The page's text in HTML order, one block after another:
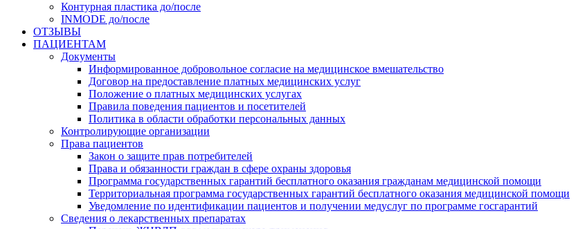
Контурная пластика до/после
INMODE до/после
ОТЗЫВЫ
ПАЦИЕНТАМ
Документы
Информированное добровольное согласие на медицинское вмешательство
Договор на предоставление платных медицинских услуг
Положение о платных медицинских услугах
Правила поведения пациентов и посетителей
Политика в области обработки персональных данных
Контролирующие организации
Права пациентов
Закон о защите прав потребителей
Права и обязанности граждан в сфере охраны здоровья
Программа государственных гарантий бесплатного оказания гражданам медицинской помощи
Территориальная программа государственных гарантий бесплатного оказания медицинской помощи
Уведомление по идентификации пациентов и получении медуслуг по программе госгарантий
Сведения о лекарственных препаратах